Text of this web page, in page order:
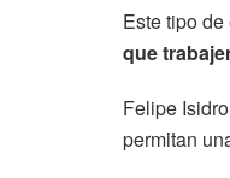
Este tipo
que
Felipe
permitan